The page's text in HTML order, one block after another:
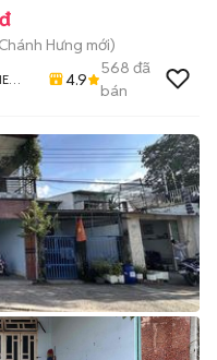
Hưng mới)
4.9
568 đã
bán